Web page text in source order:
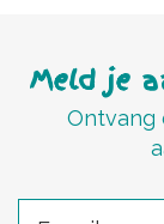
Meld je
Ontvang